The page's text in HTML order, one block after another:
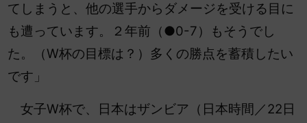
てしまうと、他の選手からダメージを受ける目に
も遭っています。２年前（●0-7）もそうでし
た。（W杯の目標は？）多くの勝点を蓄積したい
です」
女子W杯で、日本はザンビア（日本時間／22日